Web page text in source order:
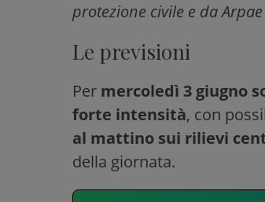
protezione civile e da
Le previsioni
Per mercoledì 3 giugno
forte intensità, con
al mattino sui rilievi
della giornata.